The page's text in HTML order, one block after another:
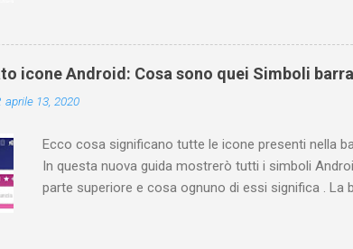
dove trovare i propri commenti di YouTube , ossia
Ovviamente la risposta é positiva ma mi ci è
di YouTube perché è anche poco semplice capire
Vediamo quindi subito come visualizzare i vostri
YouTuber e magari scoprirete anche che la vostra
icone Android: Cosa sono quei Simboli
aprile 13, 2020
Ecco cosa significano tutte le icone presenti nella
In questa nuova guida mostrerò tutti i simboli
parte superiore e cosa ognuno di essi significa . La
cosa significano. Prima di tutto è bene fare una